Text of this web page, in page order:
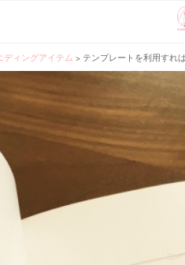
ディングアイテム > テンプレートを利用すれ